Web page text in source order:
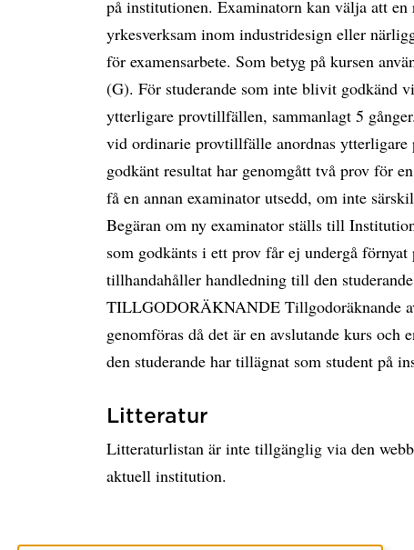
på institutionen. Examinatorn kan välja att en
yrkesverksam inom industridesign eller
för examensarbete. Som betyg på kursen
(G). För studerande som inte blivit godkänd
ytterligare provtillfällen, sammanlagt 5
vid ordinarie provtillfälle anordnas
godkänt resultat har genomgått två prov för
få en annan examinator utsedd, om inte
Begäran om ny examinator ställs till
som godkänts i ett prov får ej undergå
tillhandahåller handledning till den
TILLGODORÄKNANDE Tillgodoräknande
genomföras då det är en avslutande kurs och
den studerande har tillägnat som student på
Litteratur
Litteraturlistan är inte tillgänglig via den
aktuell institution.